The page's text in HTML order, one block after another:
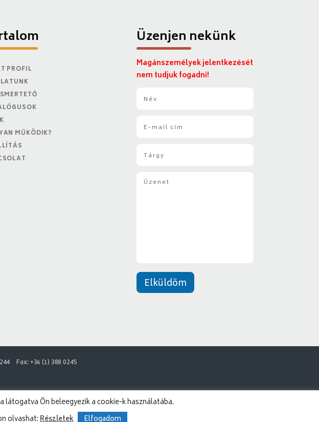
PROFIL
MŰKÖDIK?
Üzenjen nekünk
Magánszemélyek jelentkezését
nem tudjuk fogadni!
Elküldöm
Fax: +36 (1) 388 0245
Ön beleegyezik a cookie-k használatába.
olvashat:Részletek